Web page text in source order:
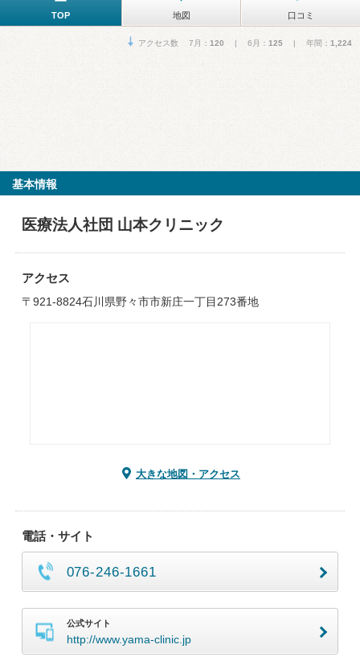
TOP 地図 口コミ
アクセス数 7月： 120 | 6月： 125 | 年間： 1,224
基本情報
医療法人社団 山本クリニック
アクセス
〒921-8824石川県野々市市新庄一丁目273番地
大きな地図・アクセス
電話・サイト
076-246-1661
公式サイト
http://www.yama-clinic.jp